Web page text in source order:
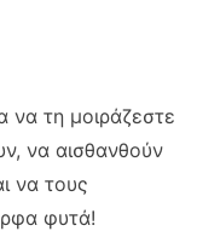
να τη μοιράζεστε
να αισθανθούν
να τους
φυτά!